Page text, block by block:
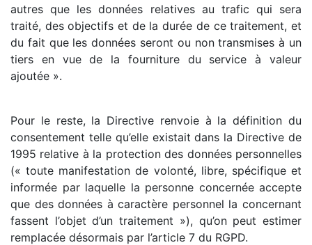
autres que les données relatives au trafic qui sera
traité, des objectifs et de la durée de ce traitement, et
du fait que les données seront ou non transmises à un
tiers en vue de la fourniture du service à valeur
ajoutée ».
Pour le reste, la Directive renvoie à la définition du
consentement telle qu’elle existait dans la Directive de
1995 relative à la protection des données personnelles
(« toute manifestation de volonté, libre, spécifique et
informée par laquelle la personne concernée accepte
que des données à caractère personnel la concernant
fassent l’objet d’un traitement »), qu’on peut estimer
remplacée désormais par l’article 7 du RGPD.